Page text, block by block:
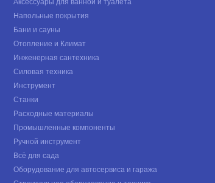
Аксессуары для ванной и туалета
Напольные покрытия
Бани и сауны
Отопление и Климат
Инженерная сантехника
Силовая техника
Инструмент
Станки
Расходные материалы
Промышленные компоненты
Ручной инструмент
Всё для сада
Оборудование для автосервиса и гаража